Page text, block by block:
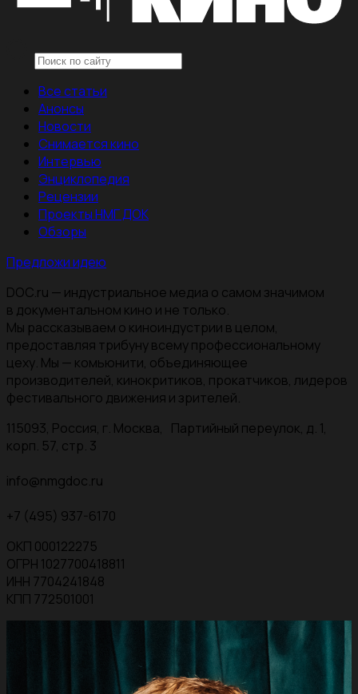
Все статьи
Анонсы
Новости
Снимается кино
Интервью
Энциклопедия
Рецензии
Проекты НМГ ДОК
Обзоры
Предложи идею
DOC.ru — индустриальное медиа о самом значимом
в документальном кино и не только.
Мы рассказываем о киноиндустрии в целом,
предоставляя трибуну всему профессиональному
цеху. Мы — комьюнити, объединяющее
производителей, кинокритиков, прокатчиков, лидеров
фестивального движения и зрителей.
115093, Россия, г. Москва, Партийный переулок, д. 1,
корп. 57, стр. 3
info@nmgdoc.ru
+7 (495) 937-6170
ОКП 000122275
ОГРН 1027700418811
ИНН 7704241848
КПП 772501001